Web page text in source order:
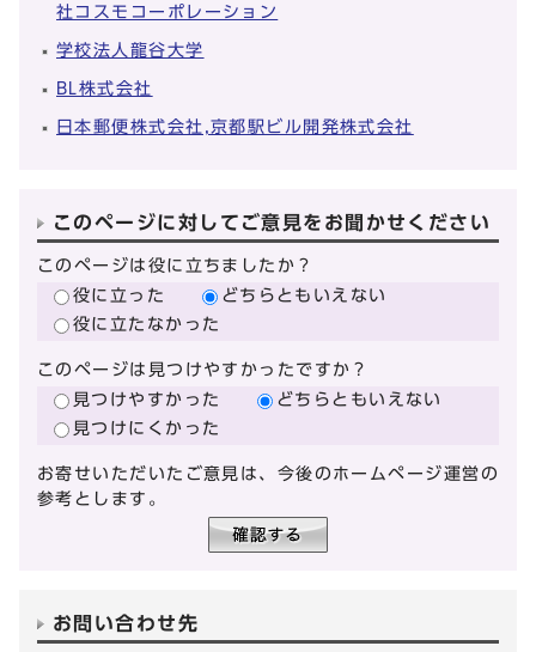
社コスモコーポレーション
学校法人龍谷大学
BL株式会社
日本郵便株式会社,京都駅ビル開発株式会社
このページに対してご意見をお聞かせください
このページは役に立ちましたか？
役に立った
どちらともいえない
役に立たなかった
このページは見つけやすかったですか？
見つけやすかった
どちらともいえない
見つけにくかった
お寄せいただいたご意見は、今後のホームページ運営の
参考とします。
お問い合わせ先